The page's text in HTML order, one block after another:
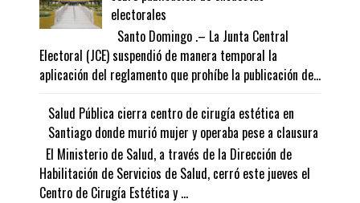
electorales
Santo Domingo .– La Junta Central
Electoral (JCE) suspendió de manera temporal la
aplicación del reglamento que prohíbe la publicación de...
Salud Pública cierra centro de cirugía estética en
Santiago donde murió mujer y operaba pese a clausura
El Ministerio de Salud, a través de la Dirección de
Habilitación de Servicios de Salud, cerró este jueves el
Centro de Cirugía Estética y ...